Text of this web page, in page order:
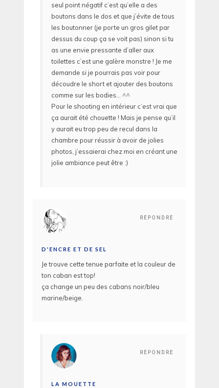
seul point négatif c’est qu’elle a des
boutons dans le dos et que j’évite de tous
les boutonner (je porte un gros gilet par
dessus du coup ça se voit pas) sinon si tu
as une envie pressante d’aller aux
toilettes c’est une galère monstre ! Je me
demande si je pourrais pas voir pour
découdre le short et ajouter des boutons
comme sur les bodies… ^^
Pour le shooting en intérieur c’est vrai que
ça aurait été chouette ! Mais je pense qu’il
y aurait eu trop peu de recul dans la
chambre pour réussir à avoir de jolies
photos, j’essaierai chez moi en créant une
jolie ambiance peut être :)
REPONDRE
D'ENCRE ET DE SEL
Je trouve cette tenue parfaite et la couleur de
ton caban est top!
ça change un peu des cabans noir/bleu
marine/beige.
REPONDRE
LA MOUETTE